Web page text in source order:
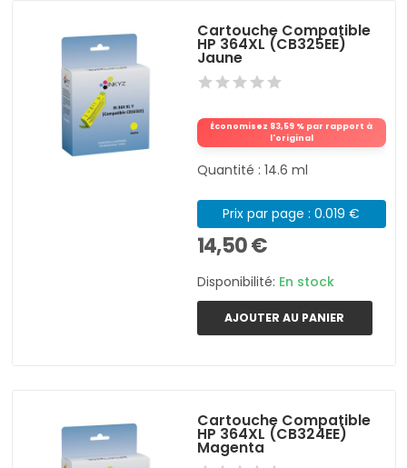
Cartouche Compatible
HP 364XL (CB325EE)
Jaune
Économisez 83,59 % par rapport à
l'original
Quantité : 14.6 ml
Prix par page : 0.019 €
14,50 €
Disponibilité: En stock
AJOUTER AU PANIER
Cartouche Compatible
HP 364XL (CB324EE)
Magenta